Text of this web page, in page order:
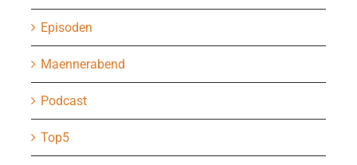
Episoden
Maennerabend
Podcast
Top5